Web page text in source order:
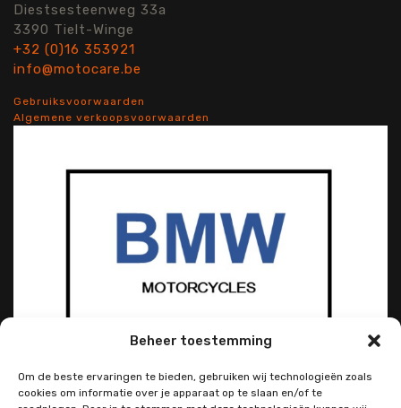
Beheer toestemming
Om de beste ervaringen te bieden, gebruiken wij technologieën zoals
cookies om informatie over je apparaat op te slaan en/of te
Diestsesteenweg 33a
3390 Tielt-Winge
+32 (0)16 353921
info@motocare.be
Gebruiksvoorwaarden
Algemene verkoopsvoorwaarden